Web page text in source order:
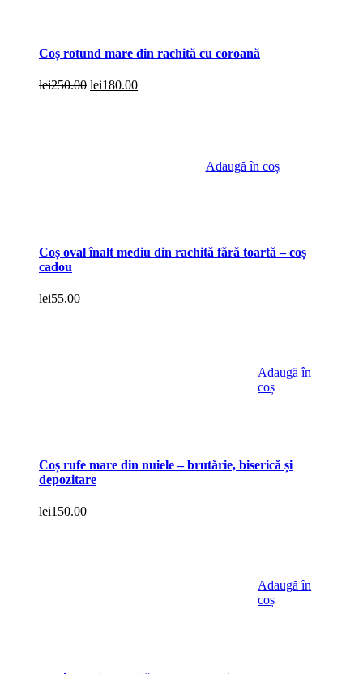
Coș rotund mare din rachită cu coroană
lei250.00 Prețul
lei180.00Prețul
Adaugă în coș
Coș oval înalt mediu din rachită fără toartă – coș
cadou
lei55.00
Adaugă în
coș
Coș rufe mare din nuiele – brutărie, biserică și
depozitare
lei150.00
Adaugă în
coș